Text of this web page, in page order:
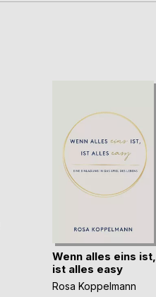
Wenn alles eins ist,
ist alles easy
Rosa Koppelmann